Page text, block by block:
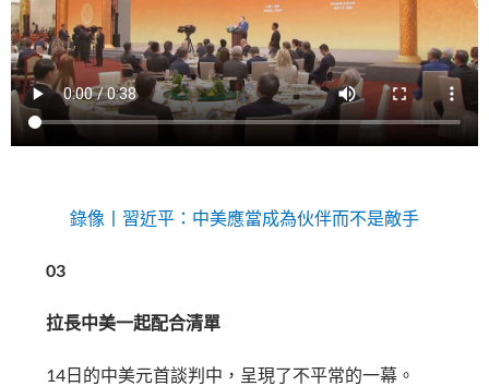
錄像丨習近平：中美應當成為伙伴而不是敵手
03
拉長中美一起配合清單
14日的中美元首談判中，呈現了不平常的一幕。